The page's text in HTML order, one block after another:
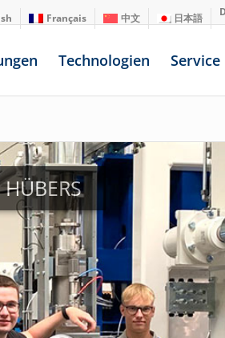
Français 中文 日本語
Technologien Service